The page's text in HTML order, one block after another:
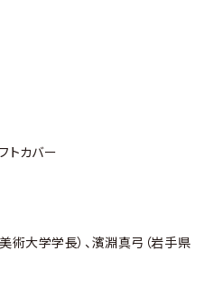
トカバー
術大学学長）、濱淵真弓（岩手県